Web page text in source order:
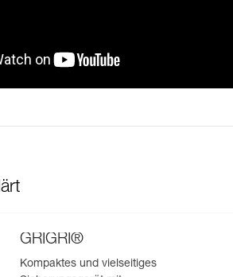
GRIGRI®
Kompaktes und vielseitiges